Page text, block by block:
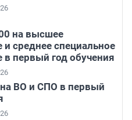
на высшее
и среднее специальное
в первый год обучения
ВО и СПО в первый